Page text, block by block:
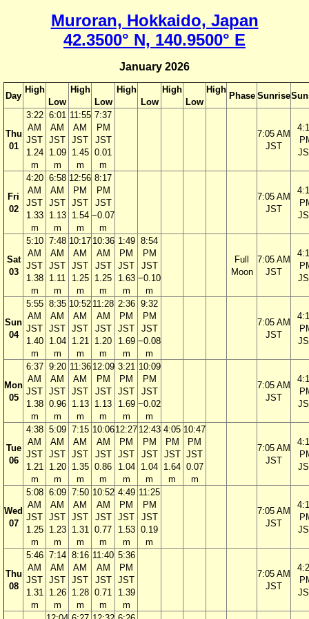
Muroran, Hokkaido, Japan
42.3500° N, 140.9500° E
January 2026
Day
High
Low
High
Low
High
Low
High
Low
High
Phase Sunrise
Thu
01
3:22
AM
JST
1.24
m
6:01
AM
JST
1.09
m
11:55
AM
JST
1.45
m
7:37
PM
JST
0.01
m
7:05 AM
JST
Fri
02
4:20
AM
JST
1.33
m
6:58
AM
JST
1.13
m
12:56
PM
JST
1.54
m
8:17
PM
JST
−0.07
m
7:05 AM
JST
Sat
03
5:10
AM
JST
1.38
m
7:48
AM
JST
1.11
m
10:17
AM
JST
1.25
m
10:36
AM
JST
1.25
m
1:49
PM
JST
1.63
m
8:54
PM
JST
−0.10
m
Full
Moon
7:05 AM
JST
Sun
04
5:55
AM
JST
1.40
m
8:35
AM
JST
1.04
m
10:52
AM
JST
1.21
m
11:28
AM
JST
1.20
m
2:36
PM
JST
1.69
m
9:32
PM
JST
−0.08
m
7:05 AM
JST
Mon
05
6:37
AM
JST
1.38
m
9:20
AM
JST
0.96
m
11:36
AM
JST
1.13
m
12:09
PM
JST
1.13
m
3:21
PM
JST
1.69
m
10:09
PM
JST
−0.02
m
7:05 AM
JST
Tue
06
4:38
AM
JST
1.21
m
5:09
AM
JST
1.20
m
7:15
AM
JST
1.35
m
10:06
AM
JST
0.86
m
12:27
PM
JST
1.04
m
12:43
PM
JST
1.04
m
4:05
PM
JST
1.64
m
10:47
PM
JST
0.07
m
7:05 AM
JST
Wed
07
5:08
AM
JST
1.25
m
6:09
AM
JST
1.23
m
7:50
AM
JST
1.31
m
10:52
AM
JST
0.77
m
4:49
PM
JST
1.53
m
11:25
PM
JST
0.19
m
7:05 AM
JST
Thu
08
5:46
AM
JST
1.31
m
7:14
AM
JST
1.26
m
8:16
AM
JST
1.28
m
11:40
AM
JST
0.71
m
5:36
PM
JST
1.39
m
7:05 AM
JST